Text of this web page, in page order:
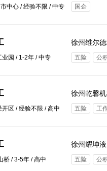
市中心 / 经验不限 / 中专 国企
业园 / 1-2年 / 中专
徐州维尔
五险 公
开区 / 经验不限 / 高中
徐州乾馨
五险 工
桥 / 3-5年 / 高中
徐州耀坤
五险 公